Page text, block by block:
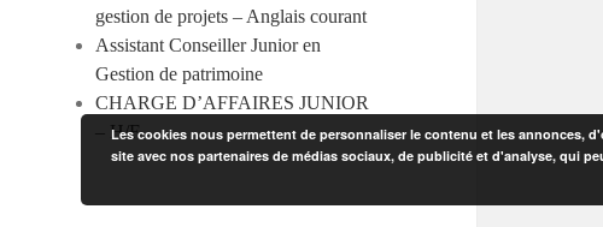
gestion de projets – Anglais courant
Assistant Conseiller Junior en
Gestion de patrimoine
CHARGE D’AFFAIRES JUNIOR
– H/F
Les cookies nous permettent de personnaliser le contenu et les annonces,
site avec nos partenaires de médias sociaux, de publicité et d'analyse, qui